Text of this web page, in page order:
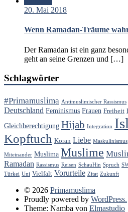
20. Mai 2018
Wenn Ramadan-Träume
Der Ramadan ist ein ganz
geht an seine Grenzen und […]
Schlagwörter
#Primamuslima Antimuslimischer Rassismus
Deutschland Feminismus Frauen Freiheit
Gleichberechtigung Hijab Integration
Kopftuch Koran Liebe Maskulinismus
Miteinander Muslima Muslime
Ramadan Rassismus Reisen SchauHin Spruch
Türkei Uni Vielfalt Vorurteile Zitat Zukunft
© 2026 Primamuslima
Proudly powered by WordPress.
Theme: Namba von Elmastudio